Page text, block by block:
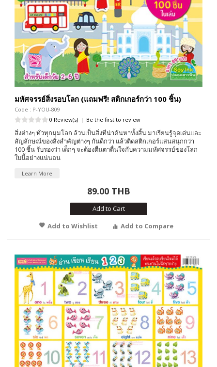
มหัศจรรย์สิ่งรอบโลก (แถมฟรี! สติกเกอร์กว่า 100 ชิ้น)
Code : P-YOU-809
0 Review(s) | Be the first to review
สิ่งต่างๆ ทั่วทุกมุมโลก ล้วนเป็นสิ่งที่น่าค้นหาทั้งสิ้น มาเรียนรู้จุดเด่นและ
สัญลักษณ์ของสิ่งสำคัญต่างๆ กันดีกว่า แล้วติดสติกเกอร์แสนสนุกกว่า
100 ชิ้น รับรองว่า เด็กๆ จะต้องตื่นตาตื่นใจกับความมหัศจรรย์ของโลก
ใบนี้อย่างแน่นอน
Learn More
89.00 THB
Add to Cart
Add to Wishlist
Add to Compare